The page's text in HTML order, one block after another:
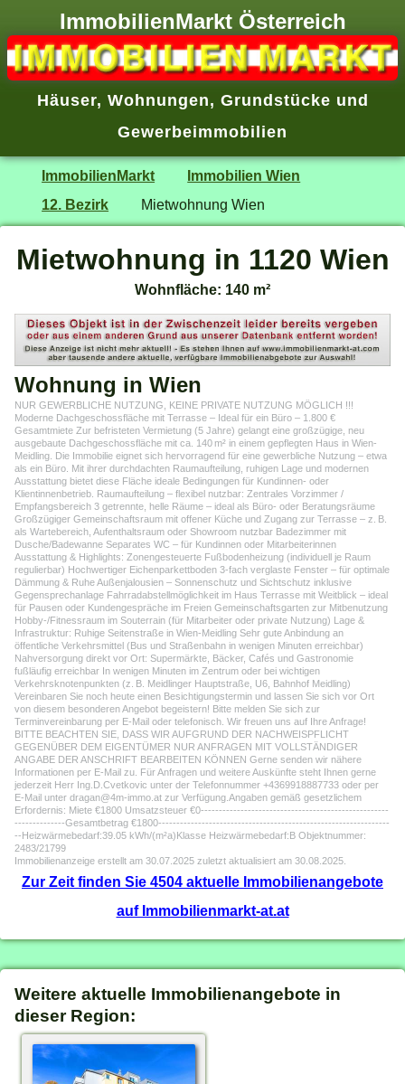
ImmobilienMarkt Österreich
Häuser, Wohnungen, Grundstücke und
Gewerbeimmobilien
ImmobilienMarkt
Immobilien Wien
12. Bezirk
Mietwohnung Wien
Mietwohnung in 1120 Wien
Wohnfläche: 140 m²
Wohnung in Wien
NUR GEWERBLICHE NUTZUNG, KEINE PRIVATE NUTZUNG MÖGLICH !!!
Moderne Dachgeschossfläche mit Terrasse – Ideal für ein Büro – 1.800 €
Gesamtmiete Zur befristeten Vermietung (5 Jahre) gelangt eine großzügige, neu
ausgebaute Dachgeschossfläche mit ca. 140 m² in einem gepflegten Haus in Wien-
Meidling. Die Immobilie eignet sich hervorragend für eine gewerbliche Nutzung – etwa
als ein Büro. Mit ihrer durchdachten Raumaufteilung, ruhigen Lage und modernen
Ausstattung bietet diese Fläche ideale Bedingungen für Kundinnen- oder
Klientinnenbetrieb. Raumaufteilung – flexibel nutzbar: Zentrales Vorzimmer /
Empfangsbereich 3 getrennte, helle Räume – ideal als Büro- oder Beratungsräume
Großzügiger Gemeinschaftsraum mit offener Küche und Zugang zur Terrasse – z. B.
als Wartebereich, Aufenthaltsraum oder Showroom nutzbar Badezimmer mit
Dusche/Badewanne Separates WC – für Kundinnen oder Mitarbeiterinnen
Ausstattung & Highlights: Zonengesteuerte Fußbodenheizung (individuell je Raum
regulierbar) Hochwertiger Eichenparkettboden 3-fach verglaste Fenster – für optimale
Dämmung & Ruhe Außenjalousien – Sonnenschutz und Sichtschutz inklusive
Gegensprechanlage Fahrradabstellmöglichkeit im Haus Terrasse mit Weitblick – ideal
für Pausen oder Kundengespräche im Freien Gemeinschaftsgarten zur Mitbenutzung
Hobby-/Fitnessraum im Souterrain (für Mitarbeiter oder private Nutzung) Lage &
Infrastruktur: Ruhige Seitenstraße in Wien-Meidling Sehr gute Anbindung an
öffentliche Verkehrsmittel (Bus und Straßenbahn in wenigen Minuten erreichbar)
Nahversorgung direkt vor Ort: Supermärkte, Bäcker, Cafés und Gastronomie
fußläufig erreichbar In wenigen Minuten im Zentrum oder bei wichtigen
Verkehrsknotenpunkten (z. B. Meidlinger Hauptstraße, U6, Bahnhof Meidling)
Vereinbaren Sie noch heute einen Besichtigungstermin und lassen Sie sich vor Ort
von diesem besonderen Angebot begeistern! Bitte melden Sie sich zur
Terminvereinbarung per E-Mail oder telefonisch. Wir freuen uns auf Ihre Anfrage!
BITTE BEACHTEN SIE, DASS WIR AUFGRUND DER NACHWEISPFLICHT
GEGENÜBER DEM EIGENTÜMER NUR ANFRAGEN MIT VOLLSTÄNDIGER
ANGABE DER ANSCHRIFT BEARBEITEN KÖNNEN Gerne senden wir nähere
Informationen per E-Mail zu. Für Anfragen und weitere Auskünfte steht Ihnen gerne
jederzeit Herr Ing.D.Cvetkovic unter der Telefonnummer +4369918887733 oder per
E-Mail unter dragan@4m-immo.at zur Verfügung.Angaben gemäß gesetzlichem
Erfordernis: Miete €1800 Umsatzsteuer €0----------------------------------------------------
--------------Gesamtbetrag €1800----------------------------------------------------------------
--Heizwärmebedarf:39.05 kWh/(m²a)Klasse Heizwärmebedarf:B Objektnummer:
2483/21799
Immobilienanzeige erstellt am 30.07.2025 zuletzt aktualisiert am 30.08.2025.
Zur Zeit finden Sie 4504 aktuelle Immobilienangebote
auf Immobilienmarkt-at.at
Weitere aktuelle Immobilienangebote in
dieser Region: